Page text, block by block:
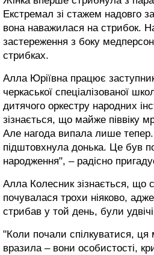
Екстремал зі стажем надовго
вона наважилася на стрибок.
застереження з боку
стрибках.
Алла Юріївна працює
черкаської спеціалізованої
дитячого оркестру народних
зізнається, що майже піввіку
Але нагода випала лише
підштовхнула донька. Це був
народження", – радісно
Алла Колесник зізнається, що
почувалася трохи ніяково,
стрибав у той день, були
"Коли почали спілкуватися,
вразила – вони особистості,